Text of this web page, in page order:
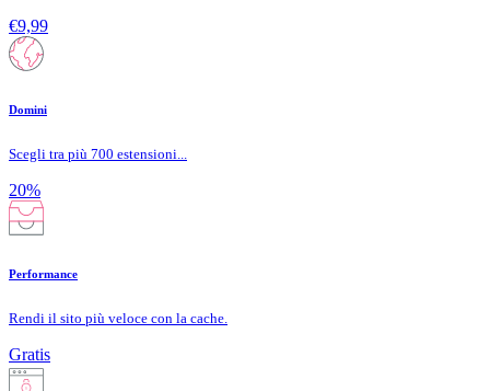
€9,99
Domini
Scegli tra più 700 estensioni...
20%
Performance
Rendi il sito più veloce con la cache.
Gratis